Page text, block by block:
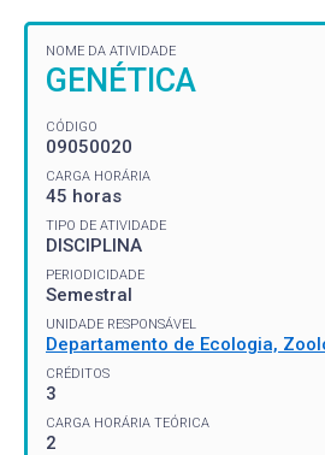
NOME DA ATIVIDADE
GENÉTICA
CÓDIGO
09050020
CARGA HORÁRIA
45 horas
TIPO DE ATIVIDADE
DISCIPLINA
PERIODICIDADE
Semestral
UNIDADE RESPONSÁVEL
Departamento de Ecologia,
CRÉDITOS
3
CARGA HORÁRIA TEÓRICA
2